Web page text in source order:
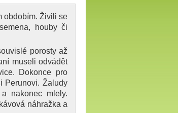
obdobím. Živili se
houby či
porosty až
museli odvádět
Dokonce pro
Perunovi. Žaludy
nakonec mlely.
náhražka a